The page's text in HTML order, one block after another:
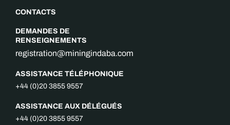
CONTACTS
DEMANDES DE
RENSEIGNEMENTS
registration@miningindaba.com
ASSISTANCE TÉLÉPHONIQUE
+44 (0)20 3855 9557
ASSISTANCE AUX DÉLÉGUÉS
+44 (0)20 3855 9557